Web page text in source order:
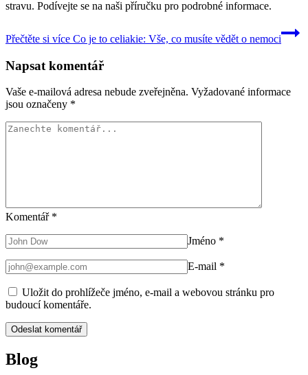
stravu. Podívejte se na naši příručku pro podrobné informace.
Přečtěte si více Co je to celiakie: Vše, co musíte vědět o nemoci
Napsat komentář
Vaše e-mailová adresa nebude zveřejněna. Vyžadované informace
jsou označeny *
Komentář *
Jméno *
E-mail *
Uložit do prohlížeče jméno, e-mail a webovou stránku pro
budoucí komentáře.
Blog